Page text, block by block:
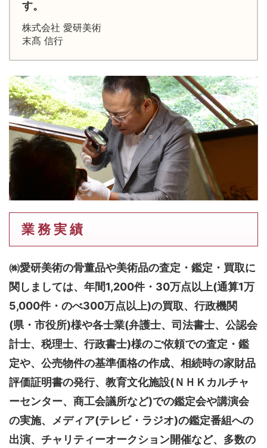
す。
株式会社 愛研美術
末髙 信行
業 務 実 績
㈱愛研美術の骨董品や美術品の査定・鑑定・買取に
関しましては、 年間1,200件・30万点以上(通算1万
5,000件・のべ300万点以上)の買取、行政機関
(県・市役所)様や各士業(弁護士、司法書士、公認会
計士、税理士、行政書士)様のご依頼での査定・鑑
定や、公売物件の基準価格の作成、相続時の家財品
評価証明書の発行、教育文化施設(ＮＨＫカルチャ
ーセンター、商工会議所など)での鑑定会や講演会
の実施、メディア(テレビ・ラジオ)の鑑定番組への
出演、チャリティーオークション開催など、多数の